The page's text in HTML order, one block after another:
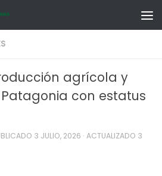
agrícola y
con estatus
3 JULIO, 2026 · ACTUALIZADO 3